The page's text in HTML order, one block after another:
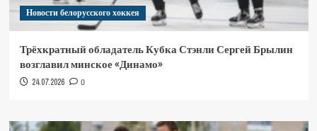
Новости белорусского хоккея
Трёхкратный обладатель Кубка Стэнли Сергей Брылин
возглавил минское «Динамо»
24.07.2026 0